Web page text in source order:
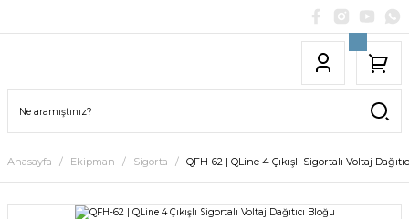
Anasayfa Ekipman Sigorta QFH-62 | QLine 4 Çıkışlı Sigortalı Voltaj